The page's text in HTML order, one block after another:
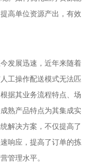
高单位资源产出，有效
发展迅速，近年来随着
工操作配送模式无法匹
据其业务流程特点、场
熟产品特点为其集成实
解决方案，不仅提高了
响应，提高了订单的拣
管理水平。